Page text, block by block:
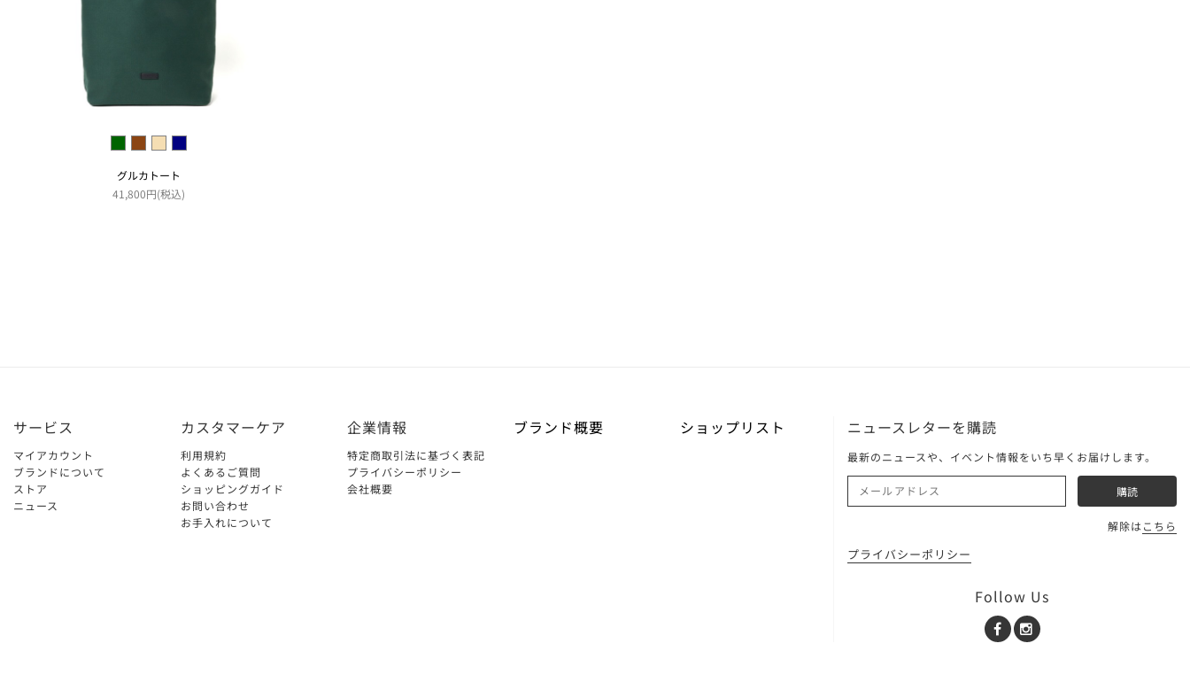
グルカトート
41,800円(税込)
サービス
マイアカウント
ブランドについて
ストア
ニュース
カスタマーケア
利用規約
よくあるご質問
ショッピングガイド
お問い合わせ
お手入れについて
企業情報
特定商取引法に基づく表記
プライバシーポリシー
会社概要
ブランド概要 ショップリスト ニュースレターを購読
最新のニュースや、イベント情報をいち早くお届けします。
解除はこちら
プライバシーポリシー
Follow Us
Facebook
Instagram